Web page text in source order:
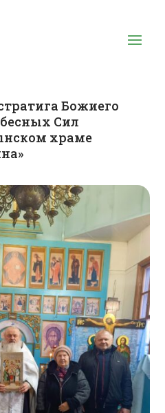
Божиего
Сил
храме